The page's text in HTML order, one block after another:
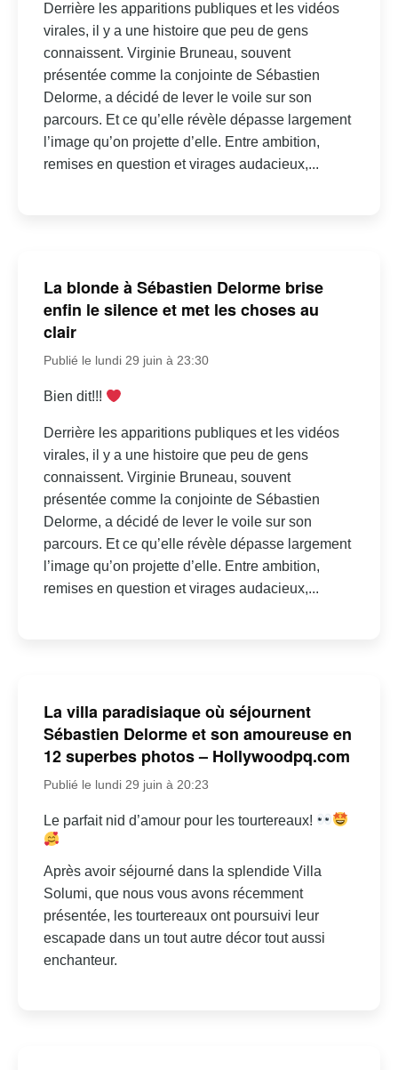
Derrière les apparitions publiques et les vidéos
virales, il y a une histoire que peu de gens
connaissent. Virginie Bruneau, souvent
présentée comme la conjointe de Sébastien
Delorme, a décidé de lever le voile sur son
parcours. Et ce qu’elle révèle dépasse largement
l’image qu’on projette d’elle. Entre ambition,
remises en question et virages audacieux,...
La blonde à Sébastien Delorme brise
enfin le silence et met les choses au
clair
Publié le lundi 29 juin à 23:30
Bien dit!!!
Derrière les apparitions publiques et les vidéos
virales, il y a une histoire que peu de gens
connaissent. Virginie Bruneau, souvent
présentée comme la conjointe de Sébastien
Delorme, a décidé de lever le voile sur son
parcours. Et ce qu’elle révèle dépasse largement
l’image qu’on projette d’elle. Entre ambition,
remises en question et virages audacieux,...
La villa paradisiaque où séjournent
Sébastien Delorme et son amoureuse en
12 superbes photos – Hollywoodpq.com
Publié le lundi 29 juin à 20:23
Le parfait nid d’amour pour les tourtereaux!
Après avoir séjourné dans la splendide Villa
Solumi, que nous vous avons récemment
présentée, les tourtereaux ont poursuivi leur
escapade dans un tout autre décor tout aussi
enchanteur.